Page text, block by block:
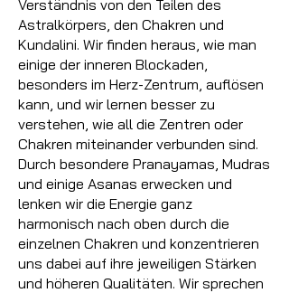
Verständnis von den Teilen des
Astralkörpers, den Chakren und
Kundalini. Wir finden heraus, wie man
einige der inneren Blockaden,
besonders im Herz-Zentrum, auflösen
kann, und wir lernen besser zu
verstehen, wie all die Zentren oder
Chakren miteinander verbunden sind.
Durch besondere Pranayamas, Mudras
und einige Asanas erwecken und
lenken wir die Energie ganz
harmonisch nach oben durch die
einzelnen Chakren und konzentrieren
uns dabei auf ihre jeweiligen Stärken
und höheren Qualitäten. Wir sprechen